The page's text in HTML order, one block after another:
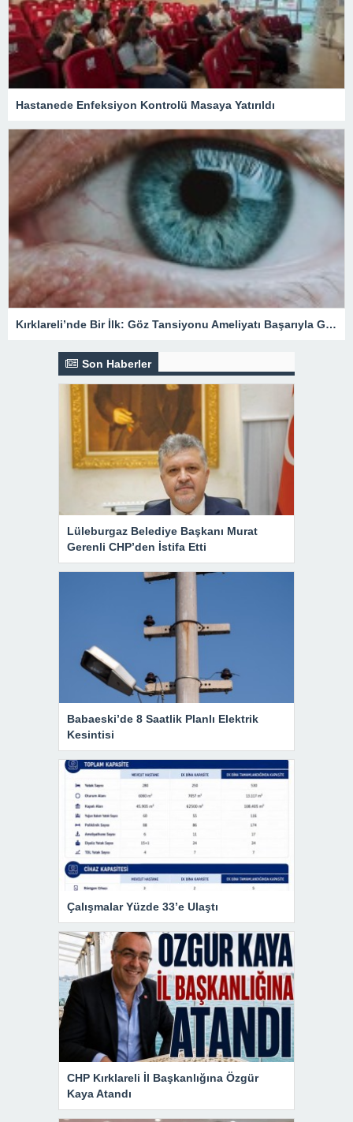
Hastanede Enfeksiyon Kontrolü Masaya Yatırıldı
Kırklareli’nde Bir İlk: Göz Tansiyonu Ameliyatı Başarıyla Gerçekleştirildi
Son Haberler
Lüleburgaz Belediye Başkanı Murat
Gerenli CHP’den İstifa Etti
Babaeski’de 8 Saatlik Planlı Elektrik
Kesintisi
Çalışmalar Yüzde 33’e Ulaştı
CHP Kırklareli İl Başkanlığına Özgür
Kaya Atandı